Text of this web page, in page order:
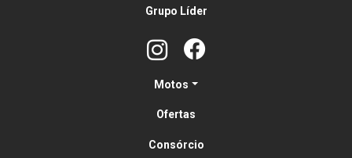
Grupo Líder
Motos
Ofertas
Consórcio